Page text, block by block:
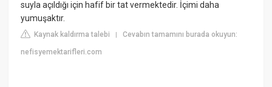
suyla açıldığı için hafif bir tat vermektedir. İçimi daha
yumuşaktır.
Kaynak kaldırma talebi |Cevabın tamamını burada okuyun:
nefisyemektarifleri.com